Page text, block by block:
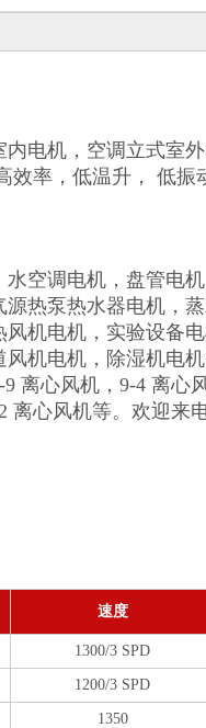
电机，空调立式室
率，低温升， 低振
空调电机，盘管电
热泵热水器电机，蒸
机电机，实验设备电
机电机，除湿机电
离心风机，9-4 离心
离心风机等。欢迎来
速度
1300/3 SPD
1200/3 SPD
1350